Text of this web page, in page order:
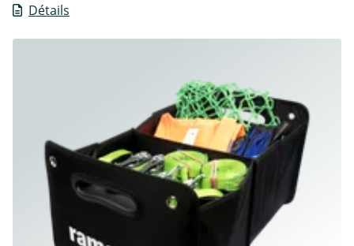
Détails